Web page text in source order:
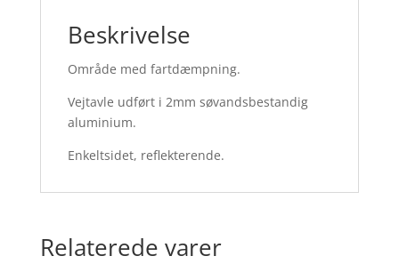
Beskrivelse
Område med fartdæmpning.
Vejtavle udført i 2mm søvandsbestandig
aluminium.
Enkeltsidet, reflekterende.
Relaterede varer